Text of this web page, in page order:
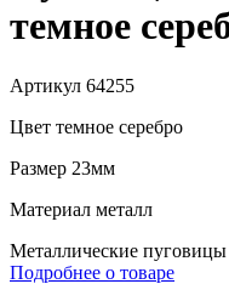
темное
Артикул 64255
Цвет темное серебро
Размер 23мм
Материал металл
Металлические
Подробнее о товаре